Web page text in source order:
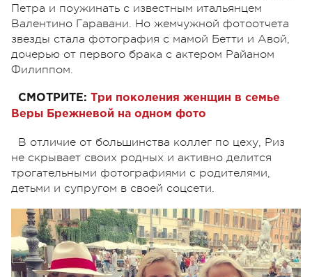
Петра и поужинать с известным итальянцем
Валентино Гаравани. Но жемчужной фотоотчета
звезды стала фотография с мамой Бетти и Авой,
дочерью от первого брака с актером Райаном
Филиппом.
СМОТРИТЕ: Три поколения женщин в семье
Веры Брежневой на одном фото
В отличие от большинства коллег по цеху, Риз
не скрывает своих родных и активно делится
трогательными фотографиями с родителями,
детьми и супругом в своей соцсети.